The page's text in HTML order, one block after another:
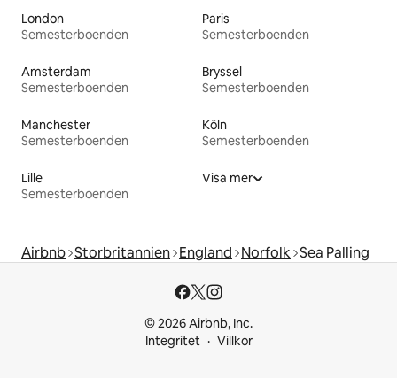
London
Semesterboenden
Paris
Semesterboenden
Amsterdam
Semesterboenden
Bryssel
Semesterboenden
Manchester
Semesterboenden
Köln
Semesterboenden
Lille
Semesterboenden
Visa mer
Airbnb Storbritannien England Norfolk Sea Palling
© 2026 Airbnb, Inc.
Integritet
Villkor